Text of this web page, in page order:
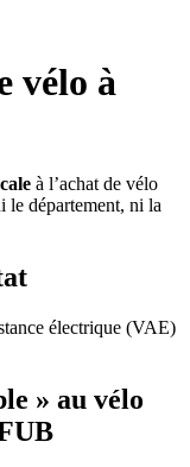
vélo à
à l’achat de vélo
le département, ni la
électrique (VAE)
» au vélo